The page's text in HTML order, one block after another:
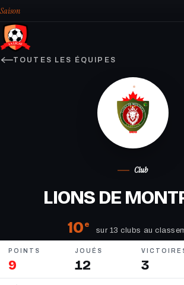
Saison
TOUTES LES ÉQUIPES
Club
LIONS DE
10e
sur 13 clubs au
POINTS
9
JOUÉS
12 3